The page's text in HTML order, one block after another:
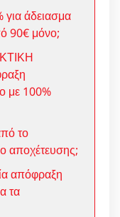
άδειασμα
90€ μόνο;
με 100%
το
αποχέτευσης;
απόφραξη
τα